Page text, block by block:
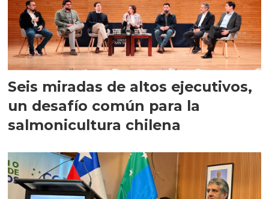
Seis miradas de altos ejecutivos,
un desafío común para la
salmonicultura chilena